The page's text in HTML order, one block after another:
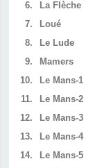
6.
La Flèche
7.
Loué
8.
Le Lude
9.
Mamers
10.
Le Mans-1
11.
Le Mans-2
12.
Le Mans-3
13.
Le Mans-4
14.
Le Mans-5